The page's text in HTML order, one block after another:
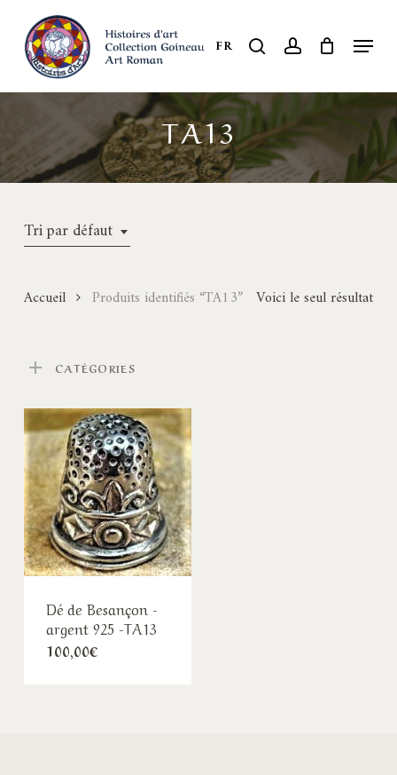
main
content
FR search account Menu
TA13
Tri par défaut
Voici le seul résultat
Accueil Produits identifiés “TA13”
CATÉGORIES
Dé de Besançon -
argent 925 -TA13
100,00€
Close